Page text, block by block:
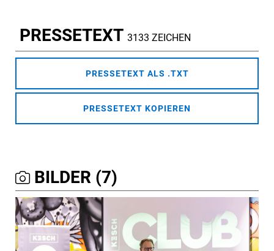
PRESSETEXT 3133 ZEICHEN
PRESSETEXT ALS .TXT
PRESSETEXT KOPIEREN
BILDER (7)